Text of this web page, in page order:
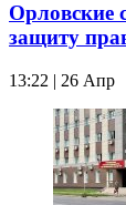
Орловские
защиту
13:22 | 26 Апр